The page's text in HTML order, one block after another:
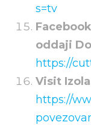
s=tv
oddaji
https://
Visit
https://